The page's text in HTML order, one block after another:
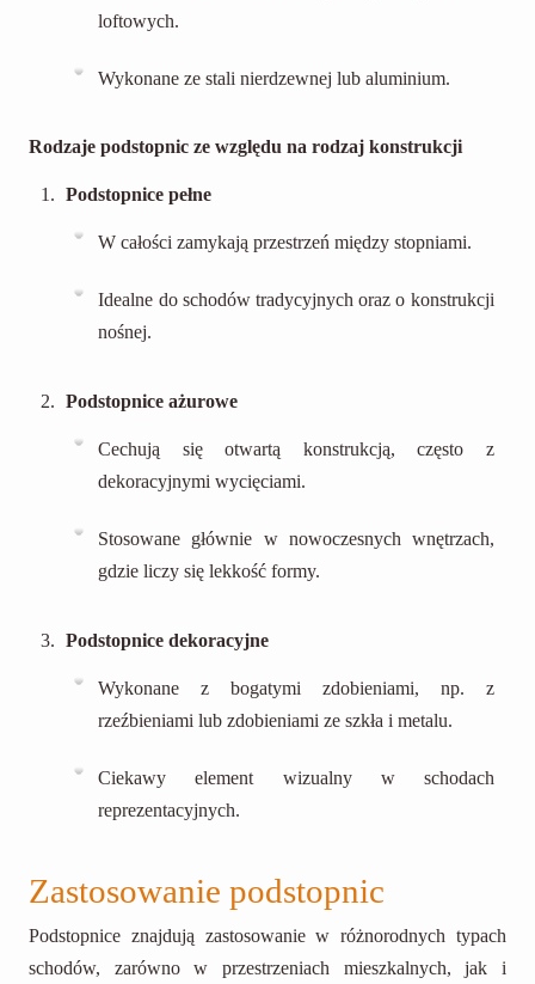
loftowych.
Wykonane ze stali nierdzewnej lub aluminium.
Rodzaje podstopnic ze względu na rodzaj konstrukcji
Podstopnice pełne
W całości zamykają przestrzeń między stopniami.
Idealne do schodów tradycyjnych oraz o konstrukcji
nośnej.
Podstopnice ażurowe
Cechują się otwartą konstrukcją, często z
dekoracyjnymi wycięciami.
Stosowane głównie w nowoczesnych wnętrzach,
gdzie liczy się lekkość formy.
Podstopnice dekoracyjne
Wykonane z bogatymi zdobieniami, np. z
rzeźbieniami lub zdobieniami ze szkła i metalu.
Ciekawy element wizualny w schodach
reprezentacyjnych.
Zastosowanie podstopnic
Podstopnice znajdują zastosowanie w różnorodnych typach
schodów, zarówno w przestrzeniach mieszkalnych, jak i